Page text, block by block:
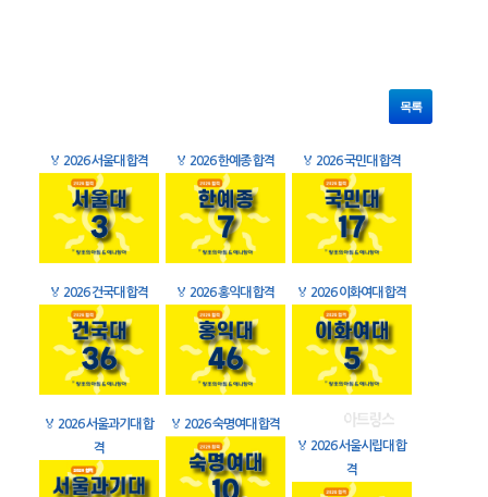
목록
🏅 2026 서울대 합격 🏅 2026 한예종 합격 🏅 2026 국민대 합격
🏅 2026 건국대 합격 🏅 2026 홍익대 합격 🏅 2026 이화여대 합격
🏅 2026 서울과기대 합
격
🏅 2026 숙명여대 합격
🏅 2026 서울시립대 합
격